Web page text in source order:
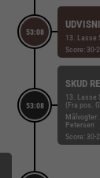
53:08
13. Lasse
Score: 30-
53:08
SKUD
13. Lasse
(Fra pos.
Petersen
Score: 30-